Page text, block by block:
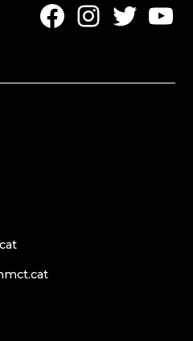
Element
del
ElementElement